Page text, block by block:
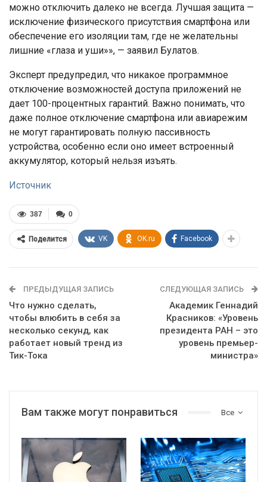
можно отключить далеко не всегда. Лучшая защита —
исключение физического присутствия смартфона или
обеспечение его изоляции там, где не желательны
лишние «глаза и уши»», — заявил Булатов.
Эксперт предупредил, что никакое программное
отключение возможностей доступа приложений не
дает 100-процентных гарантий. Важно понимать, что
даже полное отключение смартфона или авиарежим
не могут гарантировать полную пассивность
устройства, особенно если оно имеет встроенный
аккумулятор, который нельзя изъять.
Источник
0
387
Поделится VK OK.ru Facebook
ПРЕДЫДУЩАЯ ЗАПИСЬ
Что нужно сделать,
чтобы влюбить в себя за
несколько секунд, как
работает новый тренд из
Тик-Тока
СЛЕДУЮЩАЯ ЗАПИСЬ
Академик Геннадий
Красников: «Уровень
президента РАН – это
уровень премьер-
министра»
Все
Вам также могут понравиться